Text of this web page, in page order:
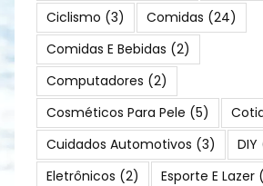
Ciclismo (3) Comidas (24)
Comidas E Bebidas (2)
Computadores (2)
Cosméticos Para Pele (5)
Cuidados Automotivos (3) DIY
Eletrônicos (2) Esporte E Lazer